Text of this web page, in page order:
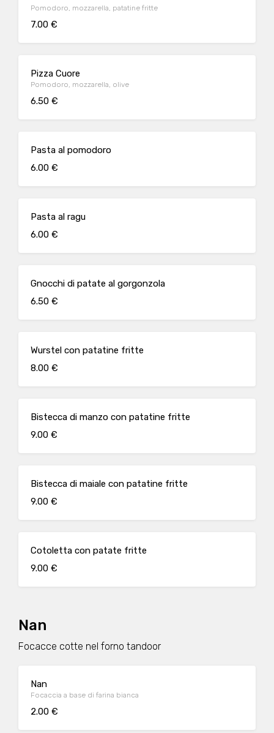
Pomodoro, mozzarella, patatine fritte
7.00 €
Pizza Cuore
Pomodoro, mozzarella, olive
6.50 €
Pasta al pomodoro
6.00 €
Pasta al ragu
6.00 €
Gnocchi di patate al gorgonzola
6.50 €
Wurstel con patatine fritte
8.00 €
Bistecca di manzo con patatine fritte
9.00 €
Bistecca di maiale con patatine fritte
9.00 €
Cotoletta con patate fritte
9.00 €
Nan
Focacce cotte nel forno tandoor
Nan
Focaccia a base di farina bianca
2.00 €